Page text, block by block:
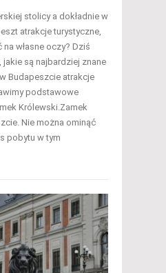
stolicy a dokładnie w
atrakcje turystyczne,
własne oczy? Dziś
jakie są najbardziej znane
Budapeszcie atrakcje
podstawowe
Królewski.Zamek
Nie można ominąć
pobytu w tym